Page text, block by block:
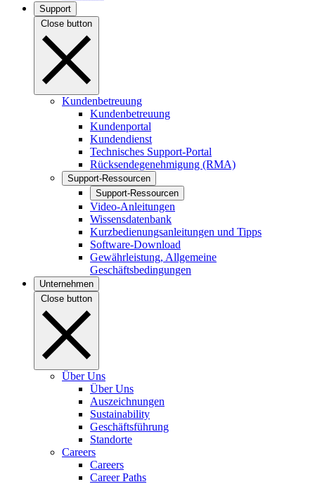
Support
Close button
Kundenbetreuung
Kundenbetreuung
Kundenportal
Kundendienst
Technisches Support-Portal
Rücksendegenehmigung (RMA)
Support-Ressourcen
Support-Ressourcen
Video-Anleitungen
Wissensdatenbank
Kurzbedienungsanleitungen und Tipps
Software-Download
Gewährleistung, Allgemeine
Geschäftsbedingungen
Unternehmen
Close button
Über Uns
Über Uns
Auszeichnungen
Sustainability
Geschäftsführung
Standorte
Careers
Careers
Career Paths